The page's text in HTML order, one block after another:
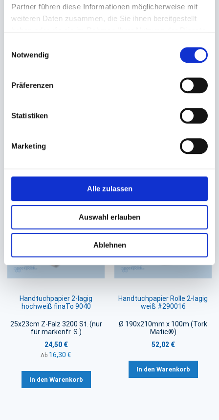
Partner führen diese Informationen möglicherweise mit
weiteren Daten zusammen, die Sie ihnen bereitgestellt
Notwendig
Präferenzen
Statistiken
Marketing
Alle zulassen
Auswahl erlauben
Ablehnen
Ab
In den Warenkorb
25x23cm Z-Falz, 5000 St. (nur
In den Warenkorb
Handtuchpapier 2-lagig
hochweiß finaTo 9040
25x23cm Z-Falz 3200 St. (nur
für markenfr. S.)
24,50 €
Ab 16,30 €
In den Warenkorb
Handtuchpapier Rolle 2-lagig
weiß #290016
Ø 190x210mm x 100m (Tork
Matic®)
52,02 €
In den Warenkorb